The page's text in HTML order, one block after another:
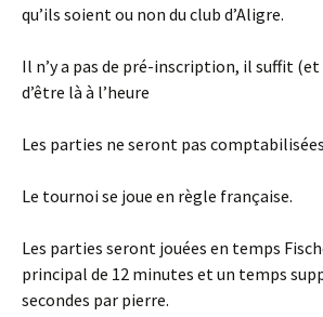
qu’ils soient ou non du club d’Aligre.
Il n’y a pas de pré-inscription, il suffit
d’être là à l’heure
Les parties ne seront pas
Le tournoi se joue en règle française.
Les parties seront jouées en temps
principal de 12 minutes et un temps
secondes par pierre.